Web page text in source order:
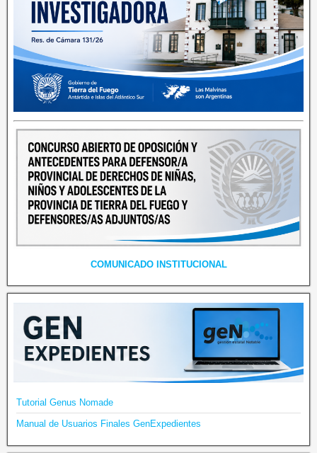
COMUNICADO INSTITUCIONAL
Tutorial Genus Nomade
Manual de Usuarios Finales GenExpedientes